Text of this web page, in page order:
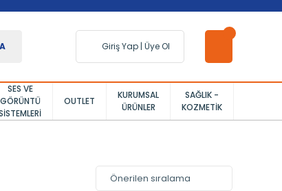
Giriş Yap | Üye Ol
SES VE
GÖRÜNTÜ
OUTLET
KURUMSAL
ÜRÜNLER
SAĞLIK -
KOZMETIK